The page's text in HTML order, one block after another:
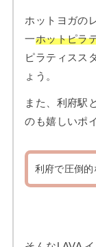
ホットヨガの
一ホットピラ
ピラティスス
ょう。
また、利府駅
のも嬉しいポ
利府で圧倒的